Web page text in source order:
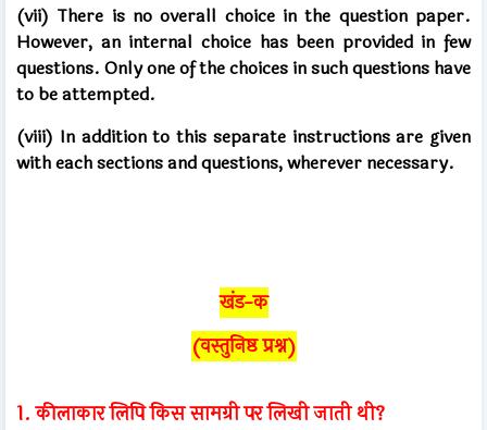
(vii) There is no overall choice in the question paper.
However, an internal choice has been provided in few
questions. Only one of the choices in such questions have
to be attempted.
(viii) In addition to this separate instructions are given
with each sections and questions, wherever necessary.
खंड-क
(वस्तुनिष्ठ प्रश्न)
1. कीलाकार लिपि किस सामग्री पर लिखी जाती थी?